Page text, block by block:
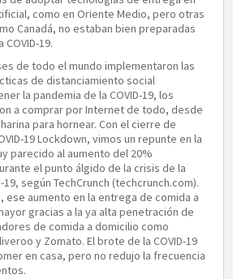
como en Oriente Medio, pero otras
Canadá, no estaban bien preparadas
19.
de todo el mundo implementaron las
de distanciamiento social
la pandemia de la COVID-19, los
a comprar por Internet de todo, desde
para hornear. Con el cierre de
19 Lockdown, vimos un repunte en la
parecido al aumento del 20%
el punto álgido de la crisis de la
19, según TechCrunch (techcrunch.com).
ese aumento en la entrega de comida a
gracias a la ya alta penetración de
de comida a domicilio como
y Zomato. El brote de la COVID-19
en casa, pero no redujo la frecuencia